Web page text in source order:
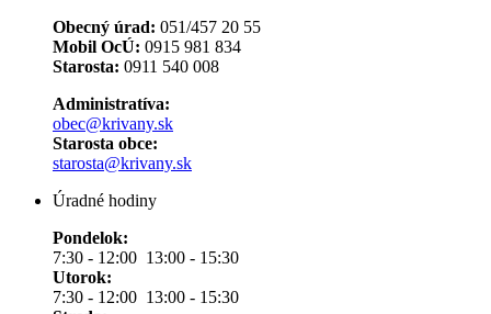
Obecný úrad: 051/457 20 55
Mobil OcÚ: 0915 981 834
Starosta: 0911 540 008
Administratíva:
obec@krivany.sk
Starosta obce:
starosta@krivany.sk
Úradné hodiny
Pondelok:
7:30 - 12:00 13:00 - 15:30
Utorok:
7:30 - 12:00 13:00 - 15:30